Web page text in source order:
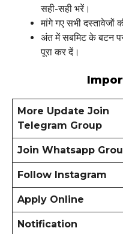
सही-सही भरें।
मांगे गए सभी
अंत में सबमिट के बटन
पूरा कर दें।
More Update Join
Telegram Group
Join Whatsapp
Follow Instagram
Apply Online
Notification